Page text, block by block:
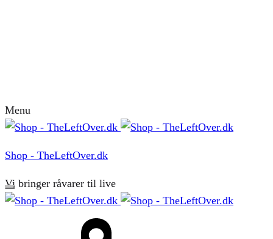
Menu
Shop - TheLeftOver.dk
Vi bringer råvarer til live